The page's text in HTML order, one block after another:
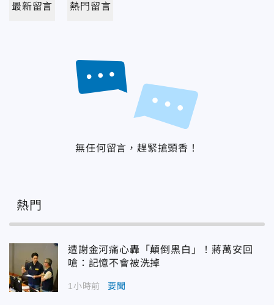
最新留言 熱門留言
無任何留言，趕緊搶頭香！
熱門
遭謝金河痛心轟「顛倒黑白」！蔣萬安回
嗆：記憶不會被洗掉
1小時前 要聞